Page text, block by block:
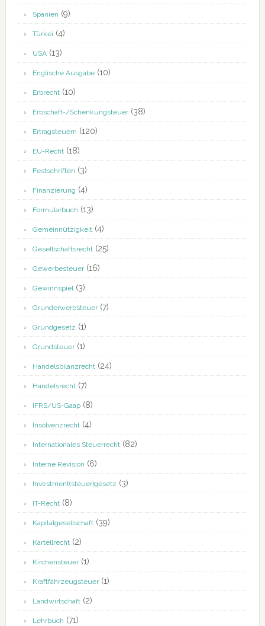
Spanien (9)
Türkei (4)
USA(13)
Englische Ausgabe(10)
Erbrecht(10)
Erbschaft-/Schenkungsteuer(38)
Ertragsteuern (120)
EU-Recht(18)
Festschriften (3)
Finanzierung (4)
Formularbuch (13)
Gemeinnützigkeit(4)
Gesellschaftsrecht(25)
Gewerbesteuer(16)
Gewinnspiel(3)
Grunderwerbsteuer(7)
Grundgesetz (1)
Grundsteuer(1)
Handelsbilanzrecht(24)
Handelsrecht(7)
IFRS/US-Gaap(8)
Insolvenzrecht(4)
Internationales Steuerrecht(82)
Interne Revision (6)
Investment(steuer)gesetz (3)
IT-Recht(8)
Kapitalgesellschaft(39)
Kartellrecht(2)
Kirchensteuer(1)
Kraftfahrzeugsteuer(1)
Landwirtschaft(2)
Lehrbuch (71)